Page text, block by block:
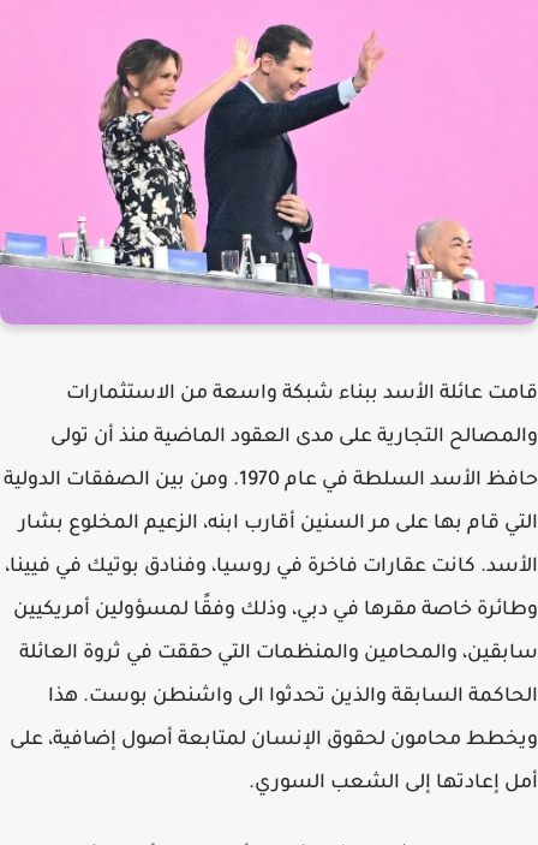
قامت عائلة الأسد ببناء شبكة واسعة من الاستثمارات
والمصالح التجارية على مدى العقود الماضية منذ أن تولى
حافظ الأسد السلطة في عام 1970. ومن بين الصفقات الدولية
التي قام بها على مر السنين أقارب ابنه، الزعيم المخلوع بشار
الأسد. كانت عقارات فاخرة في روسيا، وفنادق بوتيك في فيينا،
وطائرة خاصة مقرها في دبي، وذلك وفقًا لمسؤولين أمريكيين
سابقين، والمحامين والمنظمات التي حققت في ثروة العائلة
الحاكمة السابقة والذين تحدثوا الى واشنطن بوست. هذا
ويخطط محامون لحقوق الإنسان لمتابعة أصول إضافية، على
أمل إعادتها إلى الشعب السوري.